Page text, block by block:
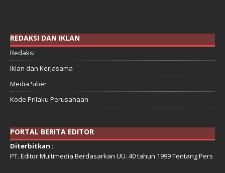
REDAKSI DAN IKLAN
Redaksi
Iklan dan Kerjasama
Media Siber
Kode Prilaku Perusahaan
PORTAL BERITA EDITOR
Diterbitkan :
PT. Editor Multimedia Berdasarkan UU. 40 tahun 1999 Tentang Pers